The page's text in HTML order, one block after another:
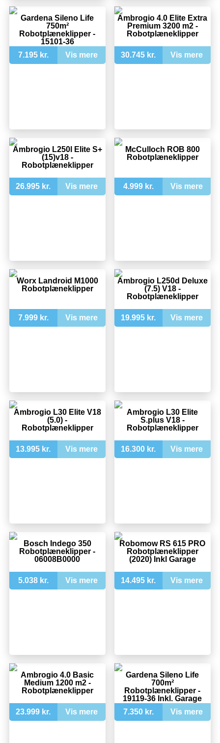
Gardena Sileno Life
750m²
Robotplæneklipper -
15101-36
7.195 kr.
Vis mere
Ambrogio 4.0 Elite Extra
Premium 3200 m2 -
Robotplæneklipper
30.745 kr. Vis mere
Ambrogio L250l Elite S+
(15)v18 -
Robotplæneklipper
26.995 kr. Vis mere
McCulloch ROB 800
Robotplæneklipper
4.999 kr. Vis mere
Worx Landroid M1000
Robotplæneklipper
7.999 kr. Vis mere
Ambrogio L250d Deluxe
(7.5) V18 -
Robotplæneklipper
19.995 kr. Vis mere
Ambrogio L30 Elite V18
(5.0) -
Robotplæneklipper
13.995 kr. Vis mere
Ambrogio L30 Elite
S.plus V18 -
Robotplæneklipper
16.300 kr. Vis mere
Bosch Indego 350
Robotplæneklipper -
06008B0000
5.038 kr. Vis mere
Robomow RS 615 PRO
Robotplæneklipper
(2020) Inkl Garage
14.495 kr. Vis mere
Ambrogio 4.0 Basic
Medium 1200 m2 -
Robotplæneklipper
23.999 kr. Vis mere
Gardena Sileno Life
700m²
Robotplæneklipper -
19119-36 Inkl. Garage
7.350 kr.
Vis mere